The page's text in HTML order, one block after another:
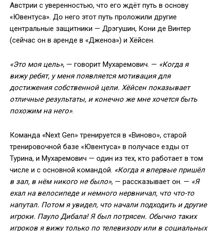
Австрии с уверенностью, что его ждёт путь в основу
«Ювентуса». До него этот путь проложили другие
центральные защитники — Дрэгушин, Кони де Винтер
(сейчас он в аренде в «Дженоа») и Хёйсен.
«Это моя цель», — говорит Мухаремович. — «Когда я
вижу ребят, у меня появляется мотивация для
достижения собственной цели. Хёйсен показывает
отличные результаты, и конечно же мне хочется быть
похожим на него».
Команда «Next Gen» тренируется в «Виново», старой
тренировочной базе «Ювентуса» в получасе езды от
Турина, и Мухаремович — один из тех, кто работает в том
числе и с основной командой. «Когда я впервые пришёл
в зал, в нём никого не было», — рассказывает он. — «Я
ехал на велосипеде и немного нервничал, что что-то
напутал. Потом я увидел, что начали подходить и другие
игроки. Пауло Дибала! Я был потрясен. Обычно таких
игроков я вижу только по телевизору или в социальных